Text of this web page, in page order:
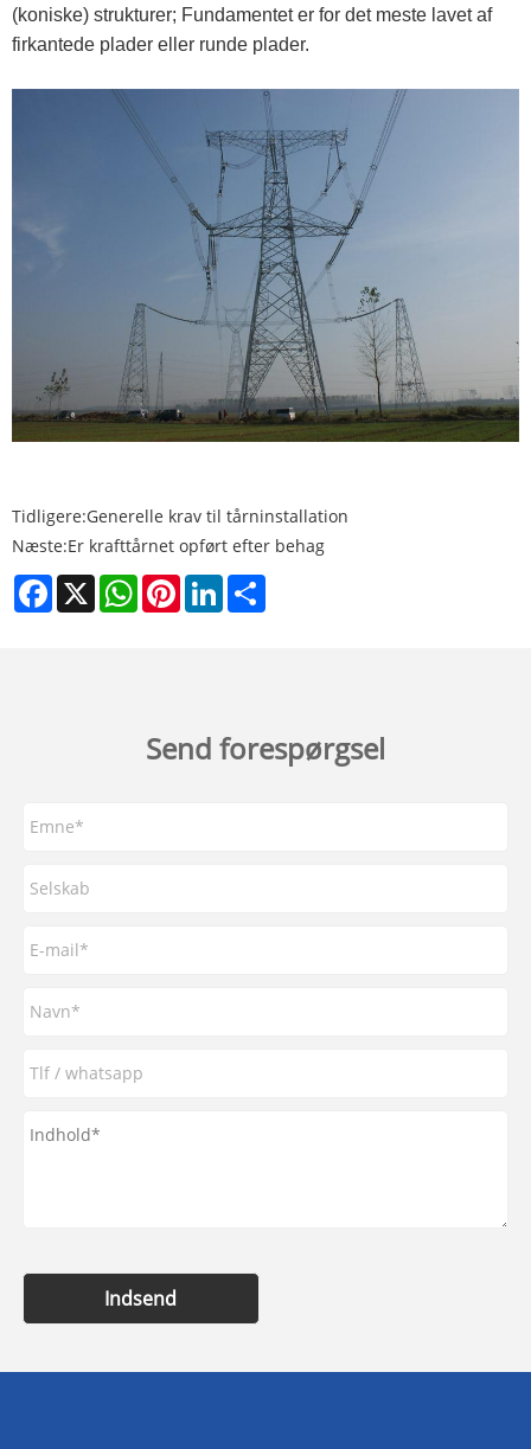
(koniske) strukturer; Fundamentet er for det meste lavet af
firkantede plader eller runde plader.
Tidligere:Generelle krav til tårninstallation
Næste:Er krafttårnet opført efter behag
Facebook
X WhatsAppPinterestLinkedIn
Send forespørgsel
Indsend